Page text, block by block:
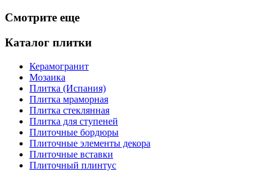
Смотрите еще
Каталог плитки
Керамогранит
Мозаика
Плитка (Испания)
Плитка мраморная
Плитка стеклянная
Плитка для ступеней
Плиточные бордюры
Плиточные элементы декора
Плиточные вставки
Плиточный плинтус